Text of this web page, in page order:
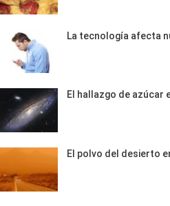
La tecnología afecta
El hallazgo de azúcar
El polvo del desierto